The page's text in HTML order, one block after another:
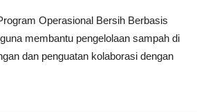
Operasional Bersih Berbasis
membantu pengelolaan sampah di
dan penguatan kolaborasi dengan